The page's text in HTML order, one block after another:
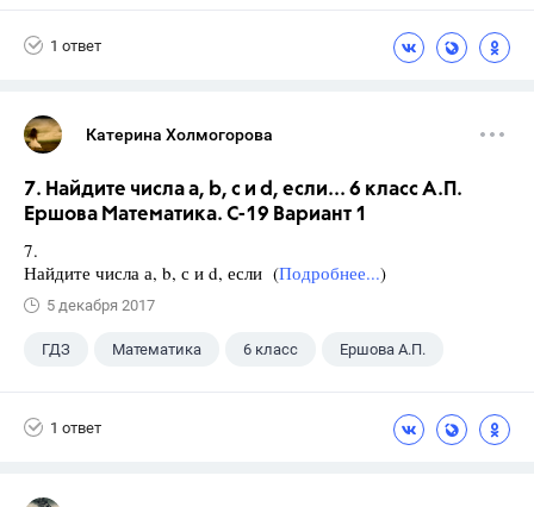
1 ответ
Катерина Холмогорова
7. Найдите числа а, b, с и d, если... 6 класс А.П.
Ершова Математика. С-19 Вариант 1
7.
Найдите числа а, b, с и d, если (Подробнее...)
5 декабря 2017
ГДЗ Математика 6 класс Ершова А.П.
1 ответ